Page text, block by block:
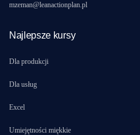
mzeman@leanactionplan.pl
Najlepsze kursy
Dla produkcji
Dla usług
Excel
Umiejętności miękkie